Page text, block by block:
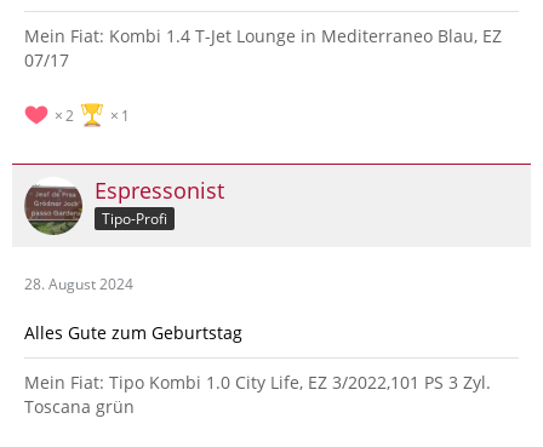
Mein Fiat: Kombi 1.4 T-Jet Lounge in Mediterraneo Blau, EZ
07/17
2 1
Espressonist
Tipo-Profi
28. August 2024
Alles Gute zum Geburtstag
Mein Fiat: Tipo Kombi 1.0 City Life, EZ 3/2022,101 PS 3 Zyl.
Toscana grün